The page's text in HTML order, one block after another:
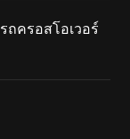
กรถครอสโอเวอร์